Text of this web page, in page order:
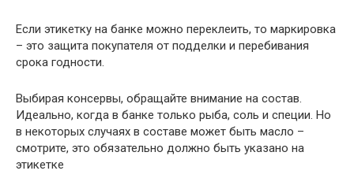
Если этикетку на банке можно переклеить, то маркировка
– это защита покупателя от подделки и перебивания
срока годности.
Выбирая консервы, обращайте внимание на состав.
Идеально, когда в банке только рыба, соль и специи. Но
в некоторых случаях в составе может быть масло –
смотрите, это обязательно должно быть указано на
этикетке